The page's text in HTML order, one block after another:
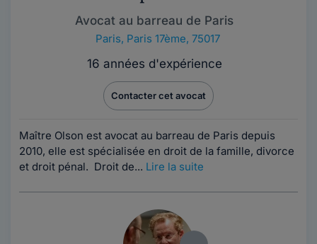
Avocat au barreau de Paris
Paris, Paris 17ème, 75017
16 années d'expérience
Contacter cet avocat
Maître Olson est avocat au barreau de Paris depuis
2010, elle est spécialisée en droit de la famille, divorce
et droit pénal. Droit de... Lire la suite